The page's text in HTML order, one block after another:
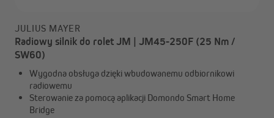
JULIUS MAYER
Radiowy silnik do rolet JM | JM45-250F (25 Nm /
SW60)
Wygodna obsługa dzięki wbudowanemu odbiornikowi
radiowemu
Sterowanie za pomocą aplikacji Domondo Smart Home
Bridge